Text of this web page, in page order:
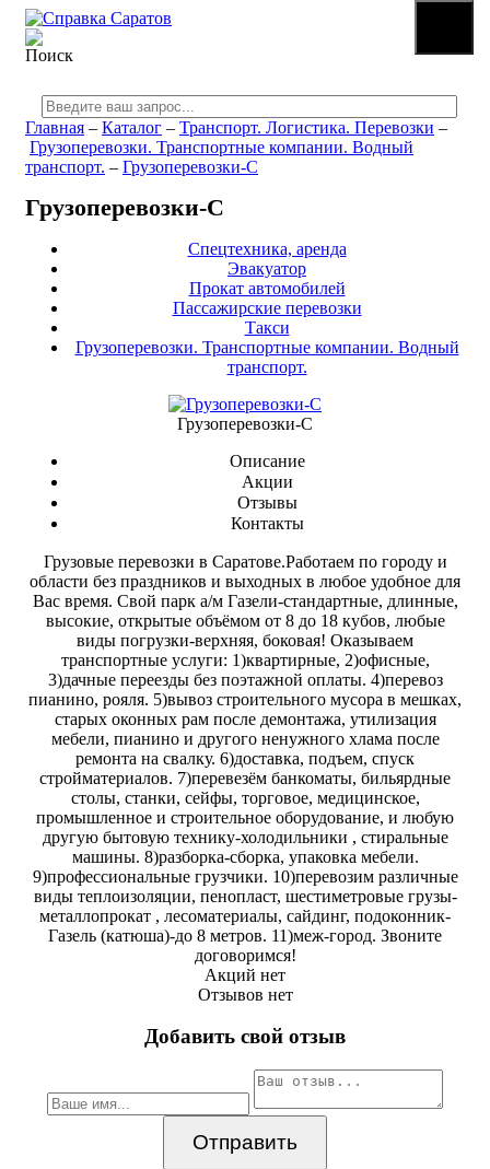
Главная – Каталог – Транспорт. Логистика. Перевозки –
Грузоперевозки. Транспортные компании. Водный
транспорт. – Грузоперевозки-С
Грузоперевозки-С
Спецтехника, аренда
Эвакуатор
Прокат автомобилей
Пассажирские перевозки
Такси
Грузоперевозки. Транспортные компании. Водный
транспорт.
Грузоперевозки-С
Описание
Акции
Отзывы
Контакты
Грузовые перевозки в Саратове.Работаем по городу и
области без праздников и выходных в любое удобное для
Вас время. Свой парк а/м Газели-стандартные, длинные,
высокие, открытые объёмом от 8 до 18 кубов, любые
виды погрузки-верхняя, боковая! Оказываем
транспортные услуги: 1)квартирные, 2)офисные,
3)дачные переезды без поэтажной оплаты. 4)перевоз
пианино, рояля. 5)вывоз строительного мусора в мешках,
старых оконных рам после демонтажа, утилизация
мебели, пианино и другого ненужного хлама после
ремонта на свалку. 6)доставка, подъем, спуск
стройматериалов. 7)перевезём банкоматы, бильярдные
столы, станки, сейфы, торговое, медицинское,
промышленное и строительное оборудование, и любую
другую бытовую технику-холодильники , стиральные
машины. 8)разборка-сборка, упаковка мебели.
9)профессиональные грузчики. 10)перевозим различные
виды теплоизоляции, пенопласт, шестиметровые грузы-
металлопрокат , лесоматериалы, сайдинг, подоконник-
Газель (катюша)-до 8 метров. 11)меж-город. Звоните
договоримся!
Акций нет
Отзывов нет
Добавить свой отзыв